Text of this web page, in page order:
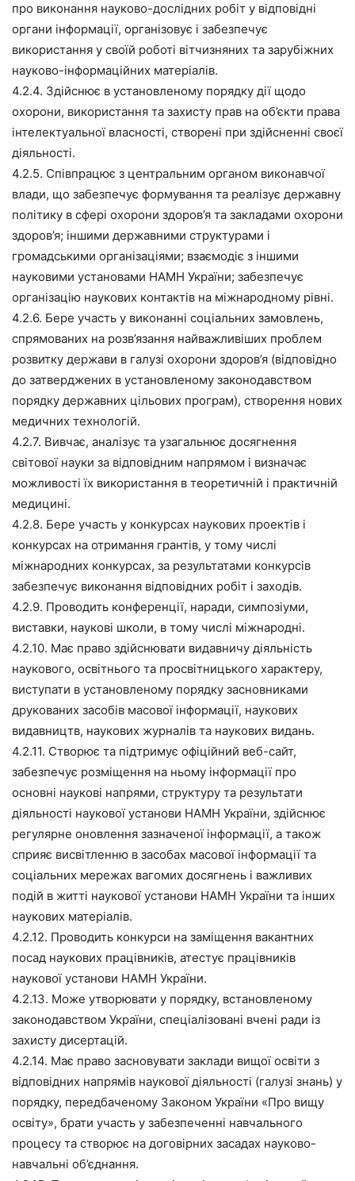
про виконання науково-дослідних робіт у відповідні
органи інформації, організовує і забезпечує
використання у своїй роботі вітчизняних та зарубіжних
науково-інформаційних матеріалів.
4.2.4. Здійснює в установленому порядку дії щодо
охорони, використання та захисту прав на об’єкти права
інтелектуальної власності, створені при здійсненні своєї
діяльності.
4.2.5. Співпрацює з центральним органом виконавчої
влади, що забезпечує формування та реалізує державну
політику в сфері охорони здоров’я та закладами охорони
здоров’я; іншими державними структурами і
громадськими організаціями; взаємодіє з іншими
науковими установами НАМН України; забезпечує
організацію наукових контактів на міжнародному рівні.
4.2.6. Бере участь у виконанні соціальних замовлень,
спрямованих на розв’язання найважливіших проблем
розвитку держави в галузі охорони здоров’я (відповідно
до затверджених в установленому законодавством
порядку державних цільових програм), створення нових
медичних технологій.
4.2.7. Вивчає, аналізує та узагальнює досягнення
світової науки за відповідним напрямом і визначає
можливості їх використання в теоретичній і практичній
медицині.
4.2.8. Бере участь у конкурсах наукових проектів і
конкурсах на отримання грантів, у тому числі
міжнародних конкурсах, за результатами конкурсів
забезпечує виконання відповідних робіт і заходів.
4.2.9. Проводить конференції, наради, симпозіуми,
виставки, наукові школи, в тому числі міжнародні.
4.2.10. Має право здійснювати видавничу діяльність
наукового, освітнього та просвітницького характеру,
виступати в установленому порядку засновниками
друкованих засобів масової інформації, наукових
видавництв, наукових журналів та наукових видань.
4.2.11. Створює та підтримує офіційний веб-сайт,
забезпечує розміщення на ньому інформації про
основні наукові напрями, структуру та результати
діяльності наукової установи НАМН України, здійснює
регулярне оновлення зазначеної інформації, а також
сприяє висвітленню в засобах масової інформації та
соціальних мережах вагомих досягнень і важливих
подій в житті наукової установи НАМН України та інших
наукових матеріалів.
4.2.12. Проводить конкурси на заміщення вакантних
посад наукових працівників, атестує працівників
наукової установи НАМН України.
4.2.13. Може утворювати у порядку, встановленому
законодавством України, спеціалізовані вчені ради із
захисту дисертацій.
4.2.14. Має право засновувати заклади вищої освіти з
відповідних напрямів наукової діяльності (галузі знань) у
порядку, передбаченому Законом України «Про вищу
освіту», брати участь у забезпеченні навчального
процесу та створює на договірних засадах науково-
навчальні об’єднання.